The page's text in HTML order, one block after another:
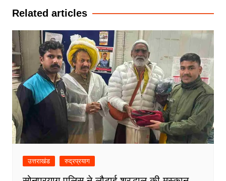
Related articles
उत्तराखंड रुद्रप्रयाग